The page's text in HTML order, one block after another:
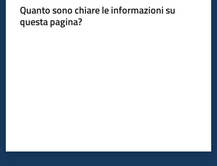
Quanto sono chiare le informazioni su
questa pagina?